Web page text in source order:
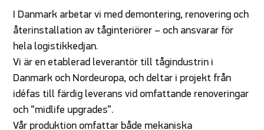
I Danmark arbetar vi med demontering, renovering och
återinstallation av tåginteriörer – och ansvarar för
hela logistikkedjan.
Vi är en etablerad leverantör till tågindustrin i
Danmark och Nordeuropa, och deltar i projekt från
idéfas till färdig leverans vid omfattande renoveringar
och “midlife upgrades”.
Vår produktion omfattar både mekaniska